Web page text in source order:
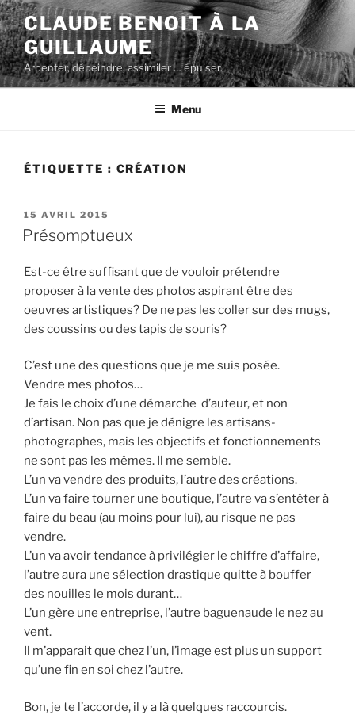
Aller
au
contenu
principal
CLAUDE BENOIT À LA
GUILLAUME
Arpenter, dépeindre, assimiler … épuiser.
Menu
ÉTIQUETTE : CRÉATION
PUBLIÉ
LE
15 AVRIL 2015
Présomptueux
Est-ce être suffisant que de vouloir prétendre
proposer à la vente des photos aspirant être des
oeuvres artistiques? De ne pas les coller sur des mugs,
des coussins ou des tapis de souris?
C’est une des questions que je me suis posée.
Vendre mes photos…
Je fais le choix d’une démarche d’auteur, et non
d’artisan. Non pas que je dénigre les artisans-
photographes, mais les objectifs et fonctionnements
ne sont pas les mêmes. Il me semble.
L’un va vendre des produits, l’autre des créations.
L’un va faire tourner une boutique, l’autre va s’entêter à
faire du beau (au moins pour lui), au risque ne pas
vendre.
L’un va avoir tendance à privilégier le chiffre d’affaire,
l’autre aura une sélection drastique quitte à bouffer
des nouilles le mois durant…
L’un gère une entreprise, l’autre baguenaude le nez au
vent.
Il m’apparait que chez l’un, l’image est plus un support
qu’une fin en soi chez l’autre.
Bon, je te l’accorde, il y a là quelques raccourcis.